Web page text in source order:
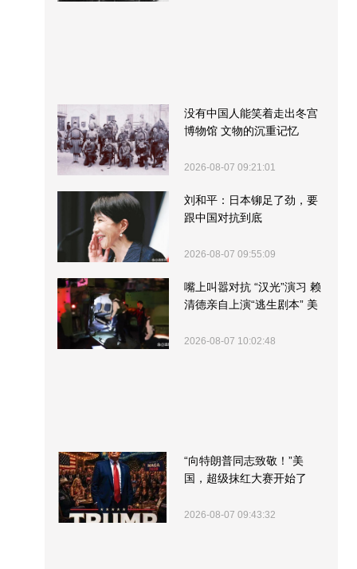
没有中国人能笑着走出冬宫
博物馆 文物的沉重记忆
2026-08-07 09:21:01
刘和平：日本铆足了劲，要
跟中国对抗到底
2026-08-07 09:55:09
嘴上叫嚣对抗 “汉光”演习 赖
清德亲自上演“逃生剧本” 美
2026-08-07 10:02:48
“向特朗普同志致敬！”美
国，超级抹红大赛开始了
2026-08-07 09:43:32